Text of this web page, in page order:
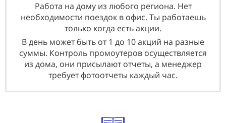
Работа на дому из любого региона. Нет
необходимости поездок в офис. Ты работаешь
только когда есть акции.
В день может быть от 1 до 10 акций на разные
суммы. Контроль промоутеров осуществляется
из дома, они присылают отчеты, а менеджер
требует фотоотчеты каждый час.